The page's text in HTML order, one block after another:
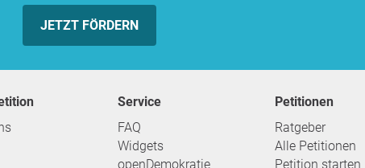
JETZT FÖRDERN
Service
FAQ
Widgets
openDemokratie
Petitionen
Ratgeber
Alle Petitionen
Petition starten